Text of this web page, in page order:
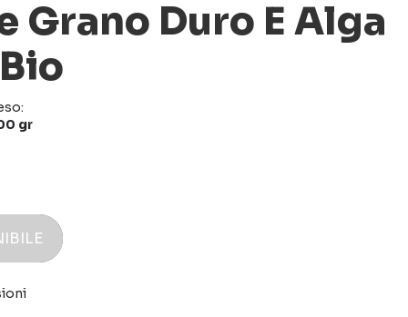
Grano Duro E Alga
gr